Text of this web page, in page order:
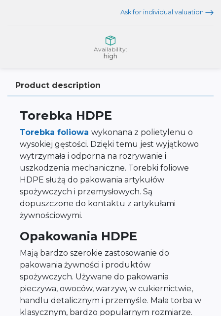
Ask for individual valuation
Availability:
high
Product description
Torebka HDPE
Torebka foliowa wykonana z polietylenu o
wysokiej gęstości. Dzięki temu jest wyjątkowo
wytrzymała i odporna na rozrywanie i
uszkodzenia mechaniczne. Torebki foliowe
HDPE służą do pakowania artykułów
spożywczych i przemysłowych. Są
dopuszczone do kontaktu z artykułami
żywnościowymi.
Opakowania HDPE
Mają bardzo szerokie zastosowanie do
pakowania żywności i produktów
spożywczych. Używane do pakowania
pieczywa, owoców, warzyw, w cukiernictwie,
handlu detalicznym i przemyśle. Mała torba w
klasycznym, bardzo popularnym rozmiarze.